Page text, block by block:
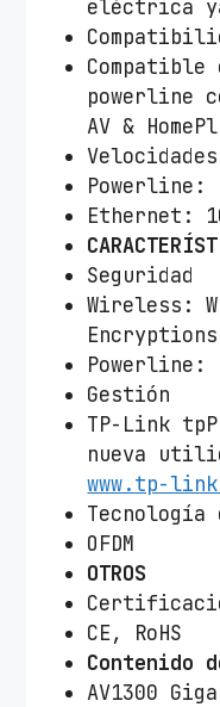
eléctrica
powerline
AV &
Powerline:
Ethernet:
Seguridad
Wireless:
Powerline:
Gestión
TP-Link
nueva
www.tp-
Tecnología
OFDM
OTROS
CE, RoHS
Contenido
AV1300